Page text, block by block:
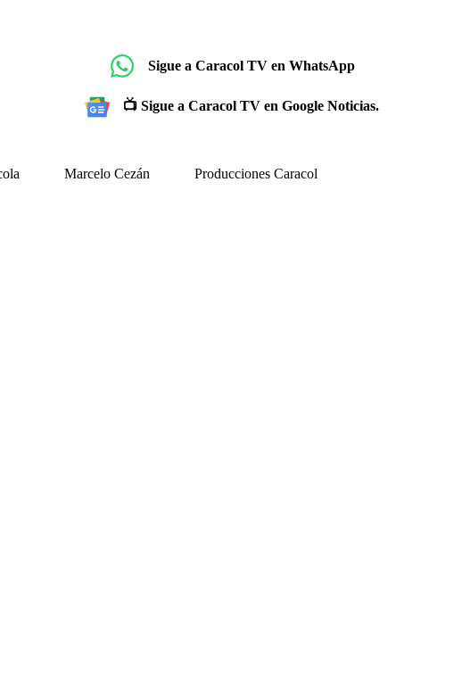
Sigue a Caracol TV en WhatsApp
📺 Sigue a Caracol TV en Google Noticias.
Marcelo Cezán Producciones Caracol